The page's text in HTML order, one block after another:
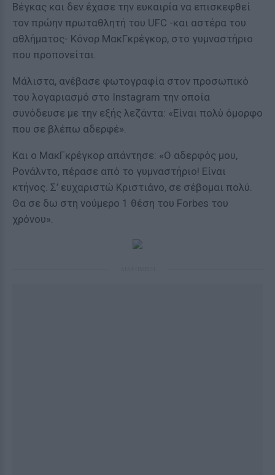
Βέγκας και δεν έχασε την ευκαιρία να επισκεφθεί
τον πρώην πρωταθλητή του UFC -και αστέρα του
αθλήματος- Κόνορ ΜακΓκρέγκορ, στο γυμναστήριο
που προπονείται.
Μάλιστα, ανέβασε φωτογραφία στον προσωπικό
του λογαριασμό στο Instagram την οποία
συνόδευσε με την εξής λεζάντα: «Είναι πολύ όμορφο
που σε βλέπω αδερφέ».
Και ο ΜακΓκρέγκορ απάντησε: «Ο αδερφός μου,
Ρονάλντο, πέρασε από το γυμναστήριο! Είναι
κτήνος. Σ’ ευχαριστώ Κριστιάνο, σε σέβομαι πολύ.
Θα σε δω στη νούμερο 1 θέση του Forbes του
χρόνου».